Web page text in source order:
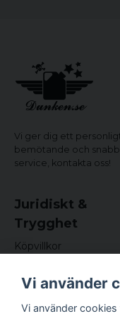
Vi ger dig ett
bemötande och snabb
service, kontakta oss!
Juridiskt &
Trygghet
Köpvillkor
Om cookies
Vi använder
Vi använder